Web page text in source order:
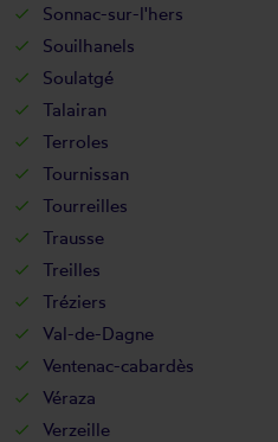
Sonnac-sur-l'hers
Souilhanels
Soulatgé
Talairan
Terroles
Tournissan
Tourreilles
Trausse
Treilles
Tréziers
Val-de-Dagne
Ventenac-cabardès
Véraza
Verzeille